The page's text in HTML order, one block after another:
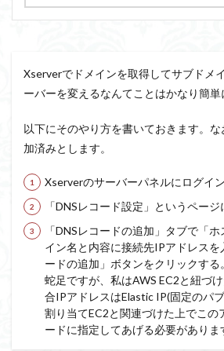
Xserverでドメインを取得してサブドメ
ーバーを変えるなんてことはかなり簡単
以下にそのやり方を書いておきます。
加済みとします。
Xserverのサーバーパネルにログイン
「DNSレコード設定」というページ
「DNSレコードの追加」タブで「
イン名と内容に接続先IPアドレスを
ードの追加」ボタンをクリックする。
蛇足ですが、私はAWS EC2と紐づ
合IPアドレスはElastic IP(固定のパ
割り当てEC2と関連づけた上でこの
ードに指定してあげる必要がありま